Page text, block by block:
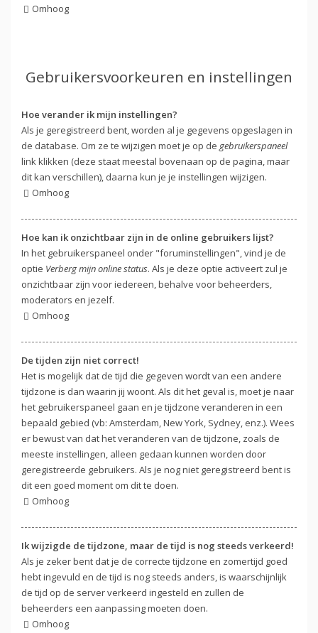
Omhoog
Gebruikersvoorkeuren en instellingen
Hoe verander ik mijn instellingen?
Als je geregistreerd bent, worden al je gegevens opgeslagen in
de database. Om ze te wijzigen moet je op de gebruikerspaneel
link klikken (deze staat meestal bovenaan op de pagina, maar
dit kan verschillen), daarna kun je je instellingen wijzigen.
Omhoog
Hoe kan ik onzichtbaar zijn in de online gebruikers lijst?
In het gebruikerspaneel onder "foruminstellingen", vind je de
optie Verberg mijn online status. Als je deze optie activeert zul je
onzichtbaar zijn voor iedereen, behalve voor beheerders,
moderators en jezelf.
Omhoog
De tijden zijn niet correct!
Het is mogelijk dat de tijd die gegeven wordt van een andere
tijdzone is dan waarin jij woont. Als dit het geval is, moet je naar
het gebruikerspaneel gaan en je tijdzone veranderen in een
bepaald gebied (vb: Amsterdam, New York, Sydney, enz.). Wees
er bewust van dat het veranderen van de tijdzone, zoals de
meeste instellingen, alleen gedaan kunnen worden door
geregistreerde gebruikers. Als je nog niet geregistreerd bent is
dit een goed moment om dit te doen.
Omhoog
Ik wijzigde de tijdzone, maar de tijd is nog steeds verkeerd!
Als je zeker bent dat je de correcte tijdzone en zomertijd goed
hebt ingevuld en de tijd is nog steeds anders, is waarschijnlijk
de tijd op de server verkeerd ingesteld en zullen de
beheerders een aanpassing moeten doen.
Omhoog